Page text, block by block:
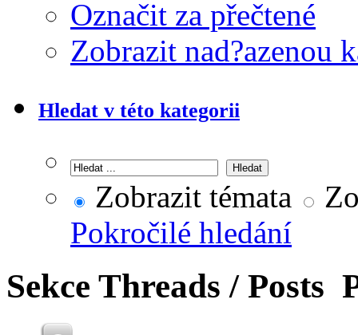
Označit za přečtené
Zobrazit nad?azenou
Hledat v této kategorii
Zobrazit témata
Pokročilé hledání
Sekce Threads / Posts